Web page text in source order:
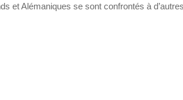
et Alémaniques se sont confrontés à